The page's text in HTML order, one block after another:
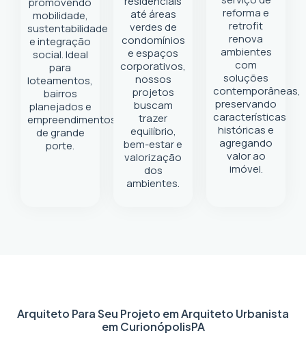
mobilidade,
sustentabilidade
e integração
social. Ideal
para
loteamentos,
bairros
planejados e
empreendimentos
de grande
porte.
até áreas
verdes de
condomínios
e espaços
corporativos,
nossos
projetos
buscam
trazer
equilíbrio,
bem-estar e
valorização
dos
ambientes.
reforma e
retrofit
renova
ambientes
com
soluções
contemporâneas,
preservando
características
históricas e
agregando
valor ao
imóvel.
Arquiteto Para Seu Projeto emArquiteto Urbanista
em CurionópolisPA